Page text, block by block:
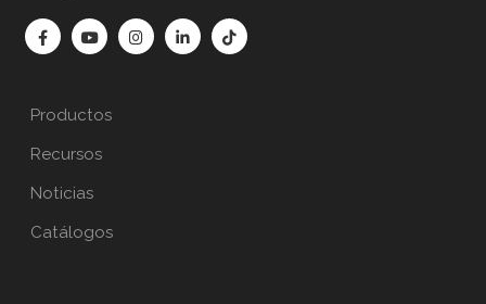
Productos
Recursos
Noticias
Catálogos